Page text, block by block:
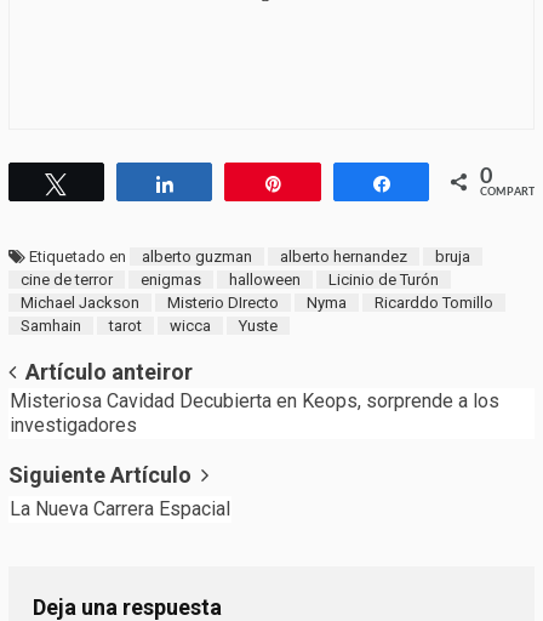
Compartir Compartir0
Etiquetado en alberto guzman alberto hernandez
bruja
cine de terror
enigmas halloween
Licinio de Turón
Michael Jackson
Misterio DIrecto Nyma
Ricarddo Tomillo
Samhain
tarot wicca Yuste
Post
navigation
Artículo anteiror
Misteriosa Cavidad Decubierta en Keops, sorprende a los
investigadores
Siguiente Artículo
La Nueva Carrera Espacial
Deja una respuesta